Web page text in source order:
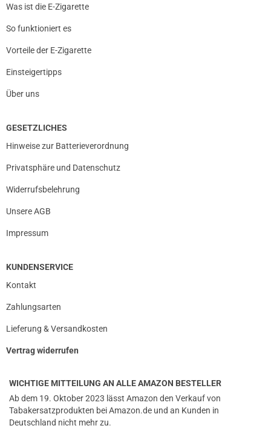
Was ist die E-Zigarette
So funktioniert es
Vorteile der E-Zigarette
Einsteigertipps
Über uns
GESETZLICHES
Hinweise zur Batterieverordnung
Privatsphäre und Datenschutz
Widerrufsbelehrung
Unsere AGB
Impressum
KUNDENSERVICE
Kontakt
Zahlungsarten
Lieferung & Versandkosten
Vertrag widerrufen
WICHTIGE MITTEILUNG AN ALLE AMAZON BESTELLER
Ab dem 19. Oktober 2023 lässt Amazon den Verkauf von
Tabakersatzprodukten bei Amazon.de und an Kunden in
Deutschland nicht mehr zu.